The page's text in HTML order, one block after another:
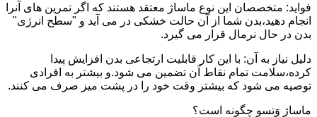
فواید: متخصصان این نوع ماساژ معتقد هستند که اگر تمرین های آنرا
انجام دهید،بدن شما از آن حالت خشکی در می آید و "سطح انرژی"
بدن در حال نرمال قرار می گیرد.
دلیل نیاز به آن: با این کار قابلیت ارتجاعی بدن افزایش پیدا
کرده،سلامت تمام نقاط آن تضمین می شود.و بیشتر به افرادی
توصیه می شود که بیشتر وقت خود را در پشت میز صرف می کنند.
ماساژ وَتسو چگونه است؟